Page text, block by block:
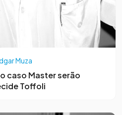
Muza
caso Master serão
Toffoli